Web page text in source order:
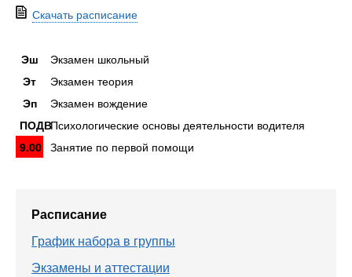
Скачать расписание
Эш
Экзамен школьный
Эт
Экзамен теория
Эп
Экзамен вождение
ПОДВПсихологические основы деятельности водителя
9.00 Занятие по первой помощи
Расписание
График набора в группы
Экзамены и аттестации